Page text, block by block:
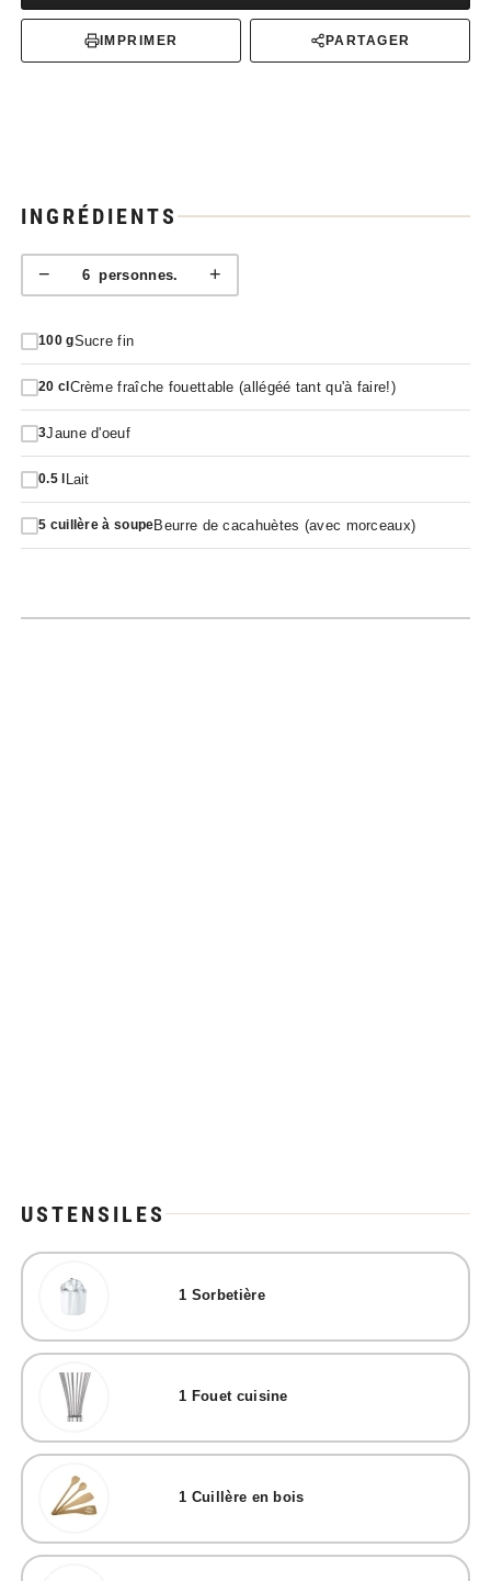
IMPRIMER PARTAGER
INGRÉDIENTS
− 6personnes. +
100 gSucre fin
20 cl Crème fraîche fouettable (allégéé tant qu'à faire!)
3Jaune d'oeuf
0.5 Lait
5 cuillère à soupeBeurre de cacahuètes (avec morceaux)
USTENSILES
1 Sorbetière
1 Fouet cuisine
1 Cuillère en bois